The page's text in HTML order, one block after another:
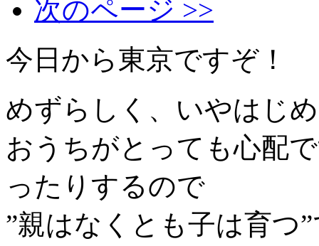
次のページ >>
今日から東京ですぞ！
めずらしく、いやはじ
おうちがとっても心配
ったりするので
”親はなくとも子は育つ